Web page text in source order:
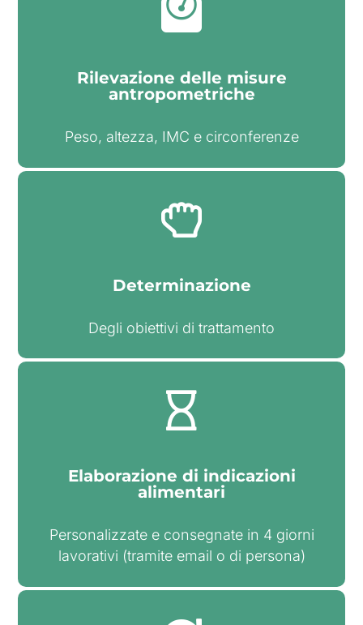
Rilevazione delle misure
antropometriche
Peso, altezza, IMC e circonferenze​
Determinazione
Degli obiettivi di trattamento
Elaborazione di indicazioni
alimentari
Personalizzate e consegnate in 4 giorni
lavorativi (tramite email o di persona)​